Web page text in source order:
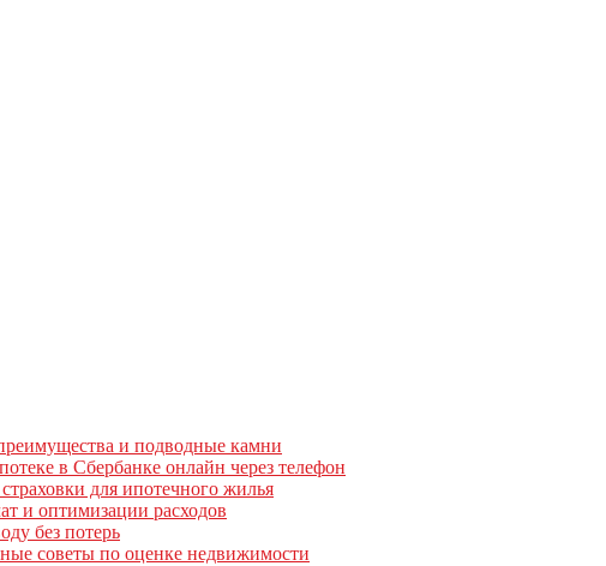
и подводные камни
в Сбербанке онлайн через телефон
для ипотечного жилья
и оптимизации расходов
без потерь
советы по оценке недвижимости